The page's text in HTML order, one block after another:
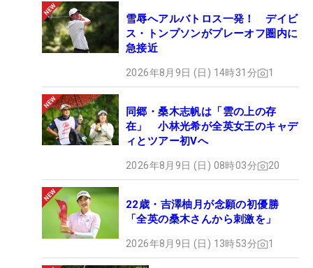
雪辱へアルバトロス一発！ デイビ
ス・トンプソンがプレーオフ圏内に
急接近
2026年8月9日 (日) 14時31分 1
同郷・桑木志帆は「雲の上の存
在」 小林光希が全英女王のキャデ
ィとツアー初Vへ
2026年8月9日 (日) 08時03分 20
22歳・吉澤柚月が念願の初優勝
「全英の桑木さんから刺激を」
2026年8月9日 (日) 13時53分 1